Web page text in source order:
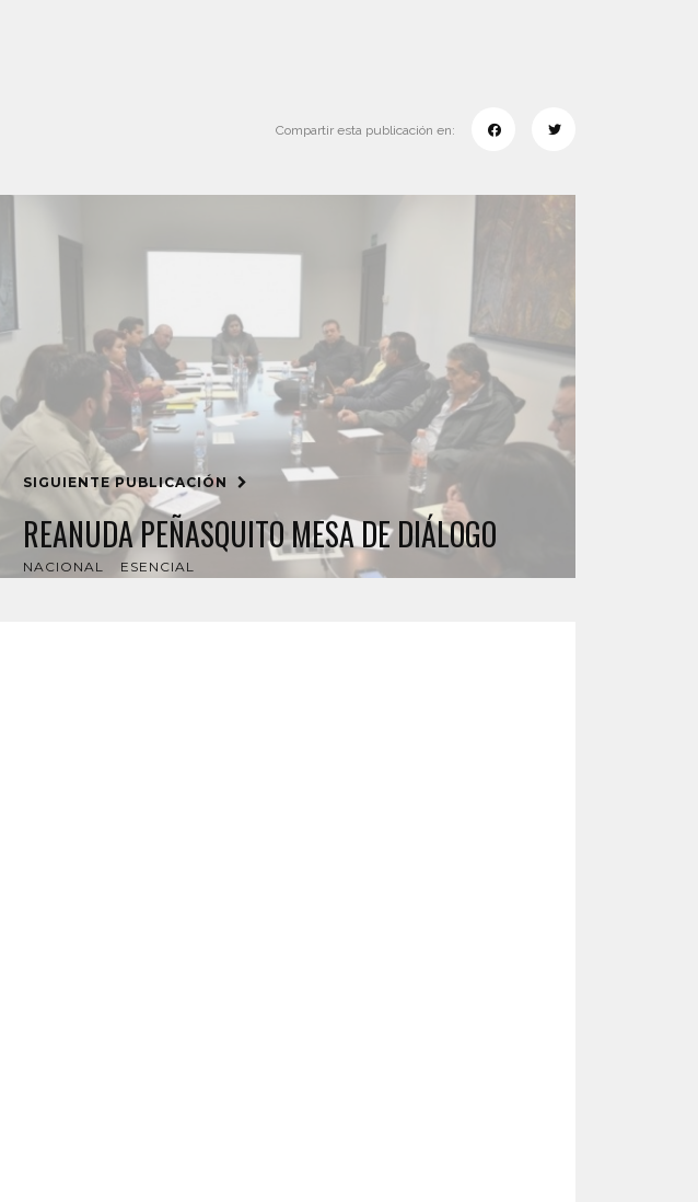
Compartir esta publicación en:
SIGUIENTE PUBLICACIÓN
REANUDA PEÑASQUITO MESA DE DIÁLOGO
NACIONAL ESENCIAL